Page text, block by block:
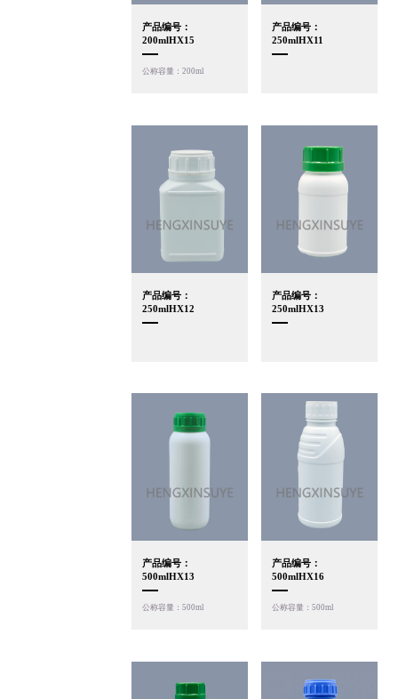
产品编号：
200mlHX15
公称容量：200ml
产品编号：
250mlHX11
产品编号：
250mlHX12
产品编号：
250mlHX13
产品编号：
500mlHX13
公称容量：500ml
产品编号：
500mlHX16
公称容量：500ml